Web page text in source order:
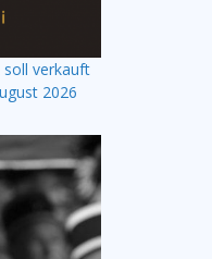
verkauft
2026